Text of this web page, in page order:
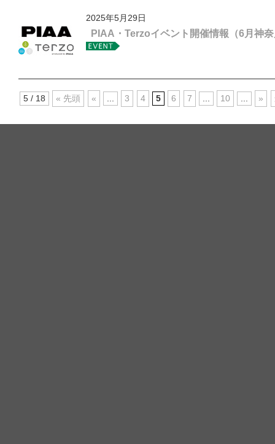
2025年5月29日
PIAA・Terzoイベント開催情報（6月神
5 / 18 « 先頭 « ... 3 4 5 6 7 ... 10 ... »